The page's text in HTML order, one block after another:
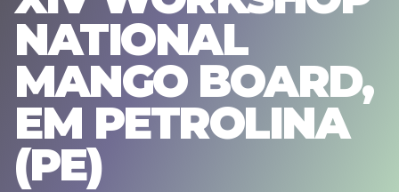
NATIONAL
MANGO BOARD,
EM PETROLINA
(PE)